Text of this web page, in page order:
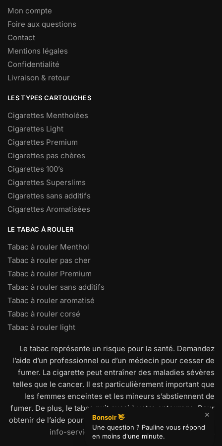
Mon compte
Foire aux questions
Contact
Mentions légales
Confidentialité
Livraison & retour
LES TYPES CARTOUCHES
Cigarettes Mentholées
Cigarettes Light
Cigarettes Premium
Cigarettes pas chères
Cigarettes 100’s
Cigarettes Superslims
Cigarettes sans additifs
Cigarettes Aromatisées
LE TABAC À ROULER
Tabac à rouler Menthol
Tabac à rouler pas cher
Tabac à rouler Premium
Tabac à rouler sans additifs
Tabac à rouler aromatisé
Tabac à rouler corsé
Tabac à rouler light
Le tabac représente un risque pour la santé. Demandez
l’aide d’un professionnel ou d’un médecin pour cesser de
fumer. La cigarette peut entraîner des maladies sévères
telles que le cancer. Il est particulièrement important que
les femmes enceintes et les mineurs s’abstiennent de
fumer. De plus, le tabac nuit aussi à votre entourage. Pour
obtenir de l’aide pour arrêter de fumer, visitez
www.tabac-
info-service.frou appelez le 39 89 (0,15€/min).